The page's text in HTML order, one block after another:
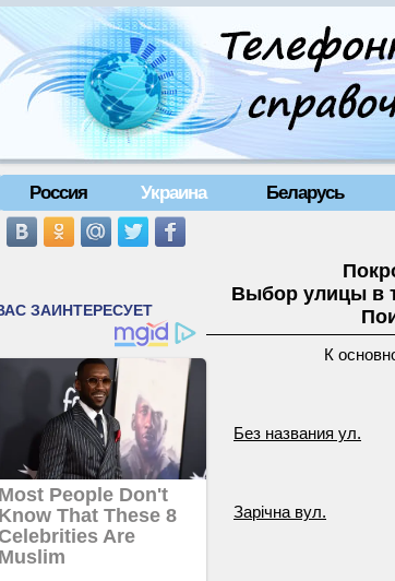
Россия Украина Беларусь
Выбор улицы в
К
Без названия ул.
Зарічна вул.